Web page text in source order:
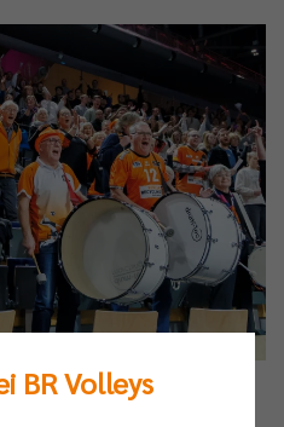
Ziegenrücker
BR Volleys